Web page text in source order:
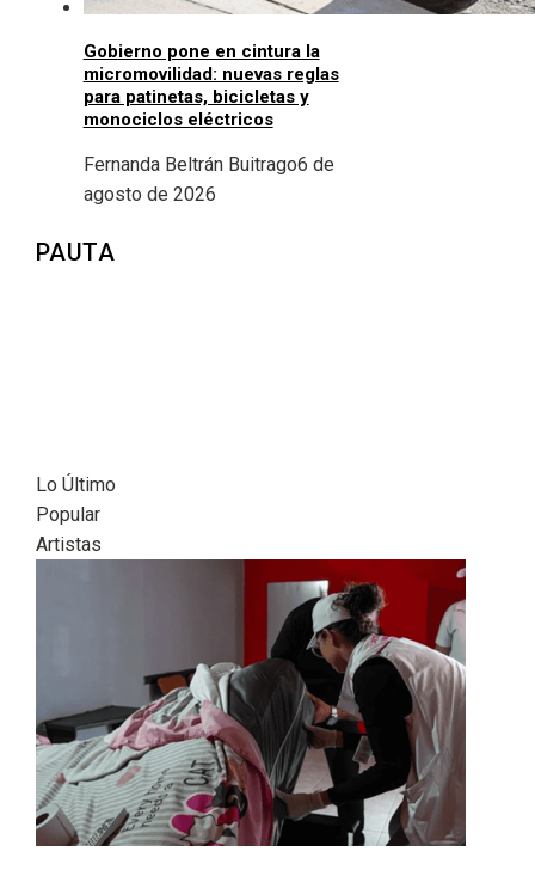
Gobierno pone en cintura la
micromovilidad: nuevas reglas
para patinetas, bicicletas y
monociclos eléctricos
Fernanda Beltrán Buitrago6 de
agosto de 2026
PAUTA
Lo Último
Popular
Artistas